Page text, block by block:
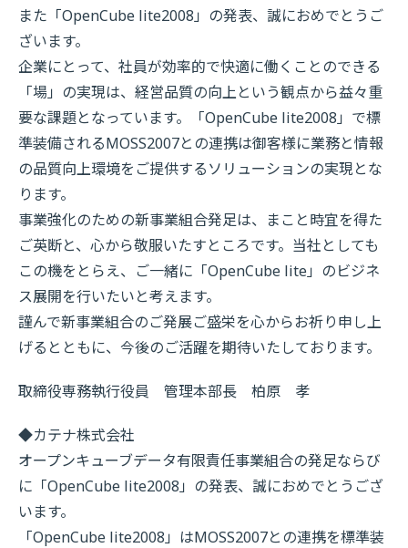
また「OpenCube lite2008」の発表、誠におめでとうご
ざいます。
企業にとって、社員が効率的で快適に働くことのできる
「場」の実現は、経営品質の向上という観点から益々重
要な課題となっています。「OpenCube lite2008」で標
準装備されるMOSS2007との連携は御客様に業務と情報
の品質向上環境をご提供するソリューションの実現とな
ります。
事業強化のための新事業組合発足は、まこと時宜を得た
ご英断と、心から敬服いたすところです。当社としても
この機をとらえ、ご一緒に「OpenCube lite」のビジネ
ス展開を行いたいと考えます。
謹んで新事業組合のご発展ご盛栄を心からお祈り申し上
げるとともに、今後のご活躍を期待いたしております。
取締役専務執行役員 管理本部長 柏原 孝
◆カテナ株式会社
オープンキューブデータ有限責任事業組合の発足ならび
に「OpenCube lite2008」の発表、誠におめでとうござ
います。
「OpenCube lite2008」はMOSS2007との連携を標準装